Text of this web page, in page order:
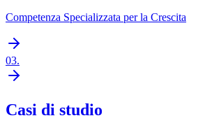
Competenza Specializzata per la Crescita
03.
Casi di studio